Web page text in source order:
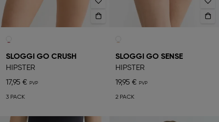
SLOGGI GO CRUSH
HIPSTER
17,95 €
3 PACK
SLOGGI GO SENSE
HIPSTER
19,95 €
2 PACK